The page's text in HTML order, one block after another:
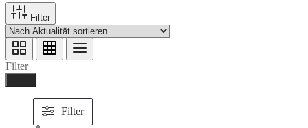
Filter
Filter
Filter